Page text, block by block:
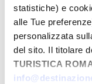
statistiche) e
alle Tue
personalizzata
del sito. Il titolare
TURISTICA
To
City